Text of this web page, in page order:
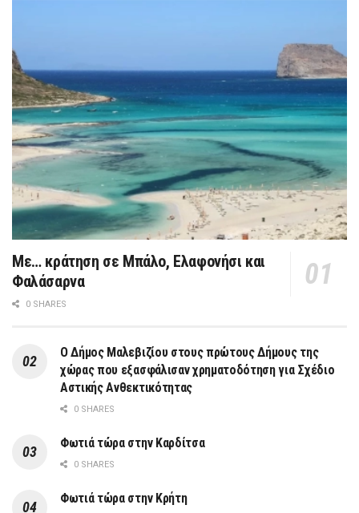
Με… κράτηση σε Μπάλο, Ελαφονήσι και
Φαλάσαρνα
0 SHARES
Ο Δήμος Μαλεβιζίου στους πρώτους Δήμους της
χώρας που εξασφάλισαν χρηματοδότηση για Σχέδιο
Αστικής Ανθεκτικότητας
0 SHARES
Φωτιά τώρα στην Καρδίτσα
0 SHARES
Φωτιά τώρα στην Κρήτη